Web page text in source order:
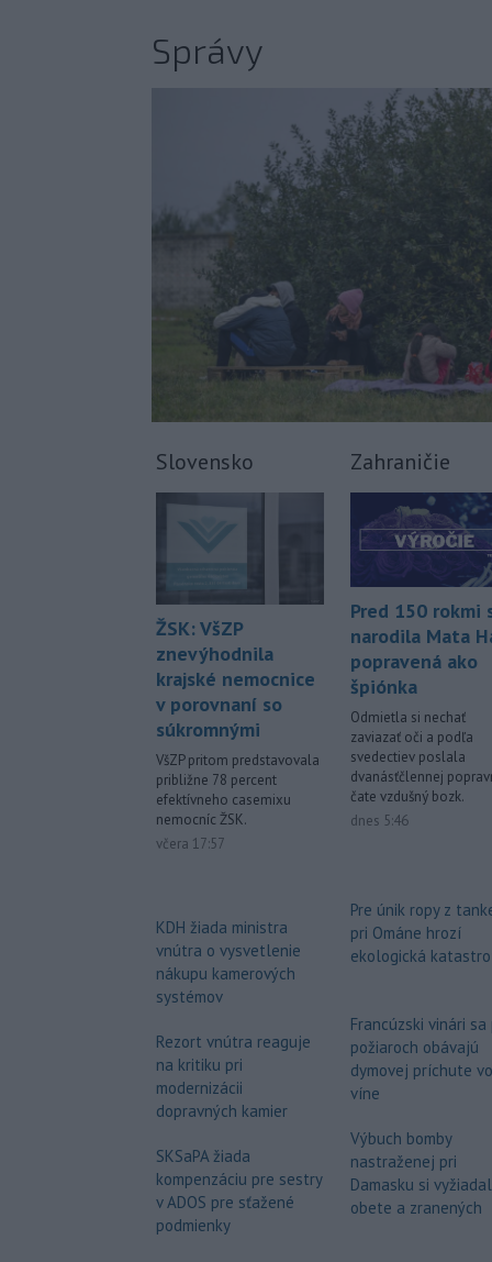
Správy
Slovensko
ŽSK: VšZP
znevýhodnila
krajské nemocnice
v porovnaní so
súkromnými
VšZP pritom predstavovala
približne 78 percent
efektívneho casemixu
nemocníc ŽSK.
včera 17:57
KDH žiada ministra
vnútra o vysvetlenie
nákupu kamerových
systémov
Rezort vnútra reaguje
na kritiku pri
modernizácii
dopravných kamier
SKSaPA žiada
kompenzáciu pre sestry
v ADOS pre sťažené
podmienky
Zahraničie
Pred 150 rokmi
narodila Mata
popravená ako
špiónka
Odmietla si nechať
zaviazať oči a podľa
svedectiev poslala
dvanásťčlennej
čate vzdušný bozk.
dnes 5:46
Pre únik ropy z
pri Ománe hrozí
ekologická
Francúzski vinári sa
požiaroch obávajú
dymovej príchute vo
víne
Výbuch bomby
nastraženej pri
Damasku si vyžiadal
obete a zranených